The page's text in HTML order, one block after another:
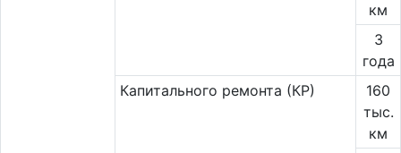
км
3
года
Капитального ремонта (КР)
160
тыс.
км